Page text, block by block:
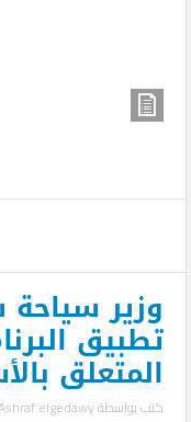
وزير
تطبيق
المتعلق
كتب بواسطةelgedawy